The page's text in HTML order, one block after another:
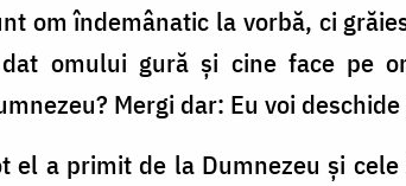
om îndemânatic la vorbă, ci
omului gură și cine face pe
Mergi dar: Eu voi
el a primit de la Dumnezeu și